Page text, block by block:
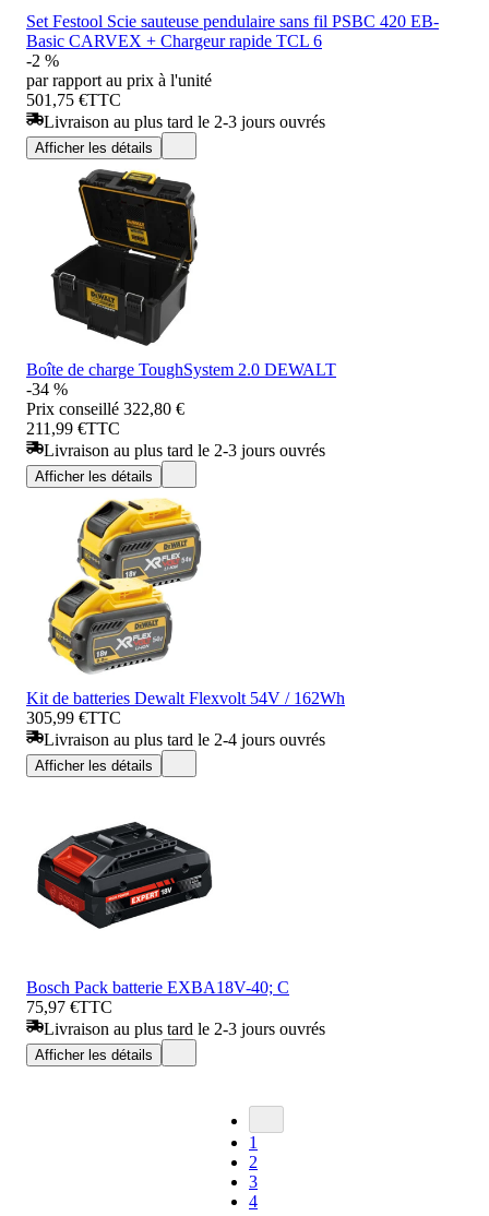
Set Festool Scie sauteuse pendulaire sans fil PSBC 420 EB-
Basic CARVEX + Chargeur rapide TCL 6
-2 %
par rapport au prix à l'unité
501,75 €TTC
Livraison au plus tard le 2-3 jours ouvrés
Afficher les détails
Boîte de charge ToughSystem 2.0 DEWALT
-34 %
Prix conseillé 322,80 €
211,99 €TTC
Livraison au plus tard le 2-3 jours ouvrés
Afficher les détails
Kit de batteries Dewalt Flexvolt 54V / 162Wh
305,99 €TTC
Livraison au plus tard le 2-4 jours ouvrés
Afficher les détails
Bosch Pack batterie EXBA18V-40; C
75,97 €TTC
Livraison au plus tard le 2-3 jours ouvrés
Afficher les détails
1
2
3
4